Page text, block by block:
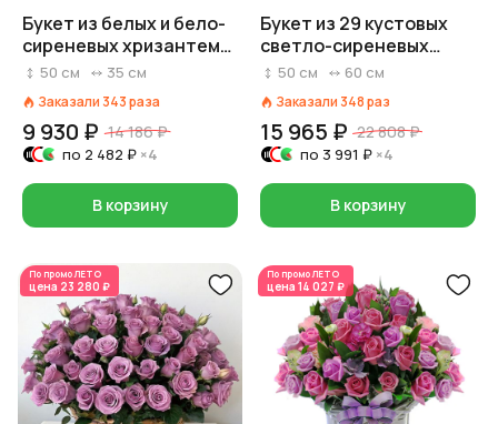
Букет из белых и бело-
сиреневых хризантем
«Удивляй»
50 см 35 см
Заказали 343раза
9 930 ₽ 14 186 ₽
по 2 482 ₽ ×4
В корзину
Букет из 29 кустовых
светло-сиреневых
хризантем
50 см 60 см
Заказали 348раз
15 965 ₽ 22 808 ₽
по 3 991 ₽ ×4
В корзину
По промоЛЕТО
цена 23 280 ₽
По промоЛЕТО
цена 14 027 ₽